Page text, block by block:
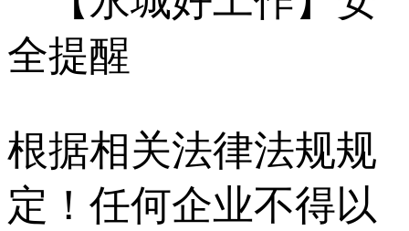
全提醒
根据相关法律法规规
定！任何企业不得以